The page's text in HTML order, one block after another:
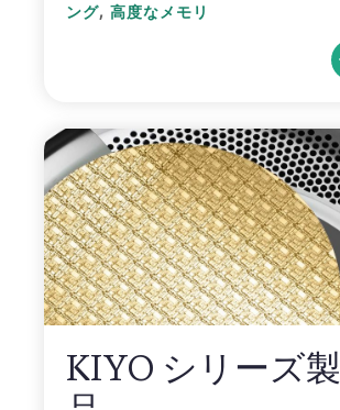
ング, 高度なメモリ
KIYO シリーズ製